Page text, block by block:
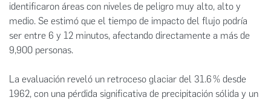
identificaron áreas con niveles de peligro muy alto, alto y
medio. Se estimó que el tiempo de impacto del flujo podría
ser entre 6 y 12 minutos, afectando directamente a más de
9,900 personas.
La evaluación reveló un retroceso glaciar del 31.6 % desde
1962, con una pérdida significativa de precipitación sólida y un